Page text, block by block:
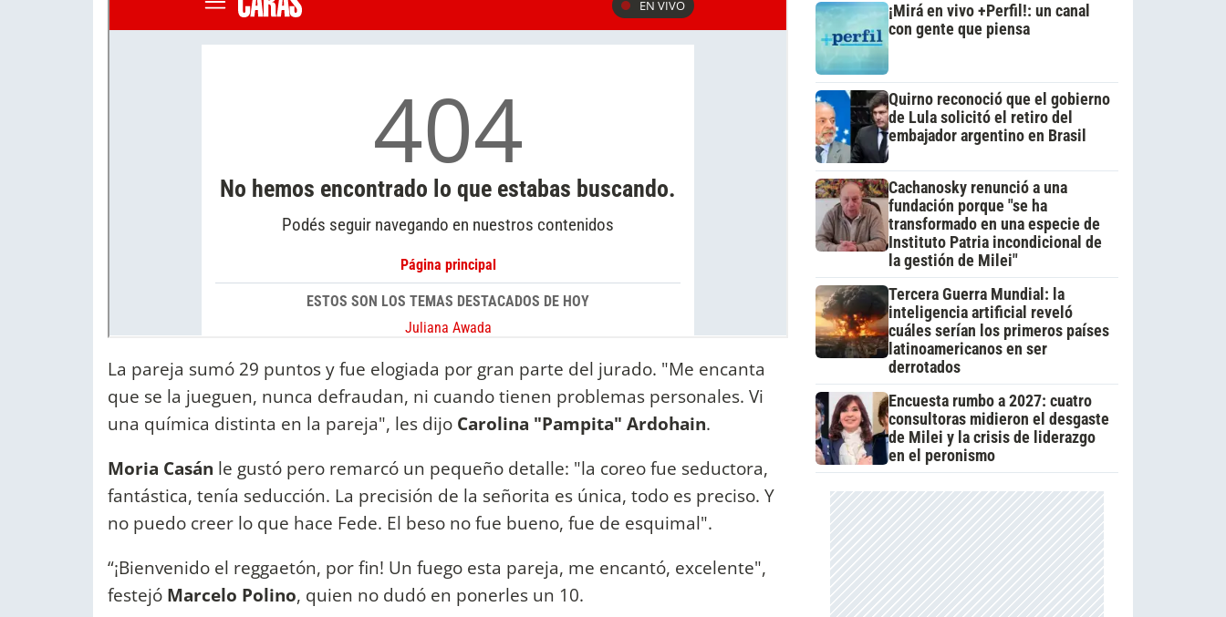
La pareja sumó 29 puntos y fue elogiada por gran parte del jurado. "Me encanta
que se la jueguen, nunca defraudan, ni cuando tienen problemas personales. Vi
una química distinta en la pareja", les dijo Carolina "Pampita" Ardohain.
Moria Casán le gustó pero remarcó un pequeño detalle: "la coreo fue seductora,
fantástica, tenía seducción. La precisión de la señorita es única, todo es preciso. Y
no puedo creer lo que hace Fede. El beso no fue bueno, fue de esquimal".
“¡Bienvenido el reggaetón, por fin! Un fuego esta pareja, me encantó, excelente",
festejó Marcelo Polino, quien no dudó en ponerles un 10.
¡Mirá en vivo +Perfil!: un canal
con gente que piensa
Quirno reconoció que el gobierno
de Lula solicitó el retiro del
embajador argentino en Brasil
Cachanosky renunció a una
fundación porque "se ha
transformado en una especie de
Instituto Patria incondicional de
la gestión de Milei"
Tercera Guerra Mundial: la
inteligencia artificial reveló
cuáles serían los primeros países
latinoamericanos en ser
derrotados
Encuesta rumbo a 2027: cuatro
consultoras midieron el desgaste
de Milei y la crisis de liderazgo
en el peronismo